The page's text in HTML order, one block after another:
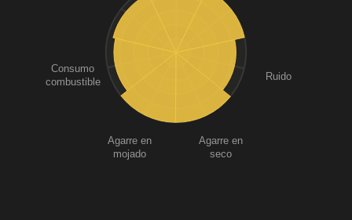
Ruido
Agarre en
seco
Agarre en
mojado
Consumo
combustible